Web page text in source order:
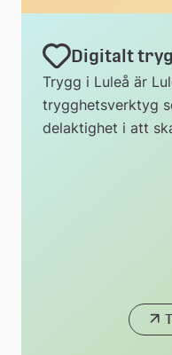
Digitalt
Trygg i Luleå är
trygghetsverktyg
delaktighet i att